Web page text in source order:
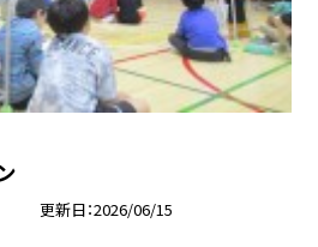
更新日 2026/06/15